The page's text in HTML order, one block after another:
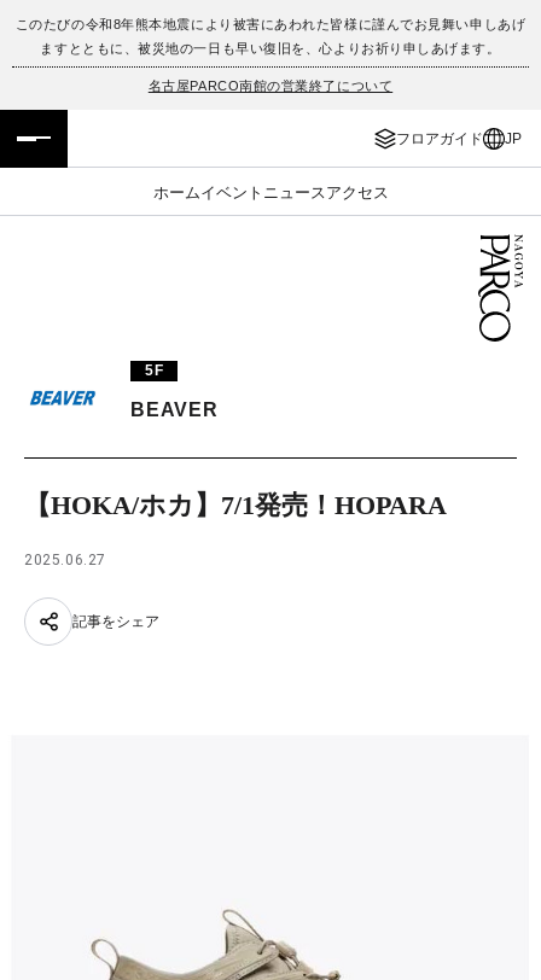
このたびの令和8年熊本地震により被害にあわれた皆様に謹んでお見舞い申しあげ
ますとともに、被災地の一日も早い復旧を、心よりお祈り申しあげます。
名古屋PARCO南館の営業終了について
フロアガイド JP
ホームイベント ニュース アクセス
フロアガイド
イベント・ポップアップ
TAX FREE
JP
ENGLISH
5F
BEAVER
【HOKA/ホカ】7/1発売！HOPARA
2025.06.27
記事をシェア